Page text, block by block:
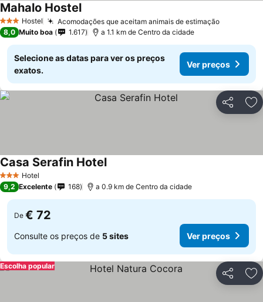
3 EstrelasHostel Acomodações que aceitam animais de estimação
Mahalo Hostel
8,0 Muito boa 1.617 a 1.1 km de Centro da cidade
Selecione as datas para ver os preços
exatos.
Ver preços
Partilhar
3 EstrelasHotel
Casa Serafin Hotel
9,2 Excelente 168 a 0.9 km de Centro da cidade
De € 72
Consulte os preços de 5 sites Ver preços
Partilhar
Escolha popular